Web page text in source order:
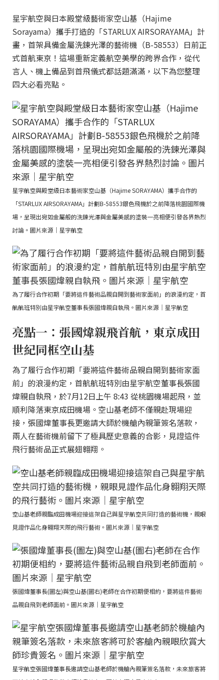
星宇航空與日本殿堂級藝術家空山基（Hajime
Sorayama）攜手打造的「STARLUX AIRSORAYAMA」計
畫，首架具備金屬洗鍊光澤的藝術機（B-58553）日前正
式首航東京！這場重新定義航空美學的跨界合作，從代
言人、機上備品到首飛儀式都話題滿滿，以下為您整理
四大必看亮點。
星宇航空與殿堂級日本藝術家空山基（Hajime SORAYAMA）攜手合作的
「STARLUX AIRSORAYAMA」計劃B-58553銀色飛機於之前降落桃園國際機
場，呈現出宛如金屬般的洗鍊光澤與金屬美感的塗裝一亮相便引發各界熱烈
討論。圖片來源｜星宇航空
為了履行合作初期「要將這件藝術品親自開到藝術家面前」的浪漫約定，首
航航班特別由星宇航空董事長張國煒親自執飛。圖片來源｜星宇航空
亮點一：張國煒親飛首航，東京成田
世紀同框空山基
為了履行合作初期「要將這件藝術品親自開到藝術家面
前」的浪漫約定，首航航班特別由星宇航空董事長張國
煒親自執飛，於7月12日上午 8:43 從桃園機場起飛，並
順利降落東京成田機場。空山基老師不僅親赴現場迎
接，張國煒董事長更邀請大師於機艙內親筆簽名落款，
兩人在藝術機前留下了極具歷史意義的合影，見證這件
飛行藝術品正式展翅翱翔。
空山基老師親臨成田機場迎接這架自己與星宇航空共同打造的藝術機，親眼
見證作品化身翱翔天際的飛行藝術。圖片來源｜星宇航空
張國煒董事長(圖左)與空山基(圖右)老師在合作初期便相約，要將這件藝術
品親自飛到老師面前。圖片來源｜星宇航空
星宇航空張國煒董事長邀請空山基老師於機艙內親筆簽名落款，未來旅客將